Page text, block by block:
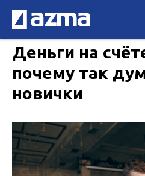
Деньги на
почему так
новички